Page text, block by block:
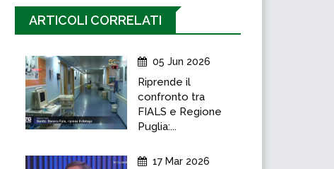
ARTICOLI CORRELATI
05 Jun 2026
Riprende il
confronto tra
FIALS e Regione
Puglia:...
17 Mar 2026